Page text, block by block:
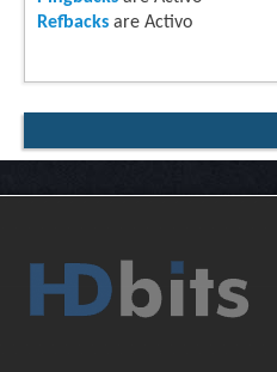
Refbacks are Activo